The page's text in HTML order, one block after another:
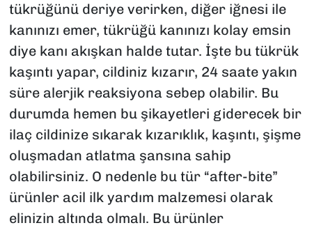
tükrüğünü deriye verirken, diğer iğnesi ile
kanınızı emer, tükrüğü kanınızı kolay emsin
diye kanı akışkan halde tutar. İşte bu tükrük
kaşıntı yapar, cildiniz kızarır, 24 saate yakın
süre alerjik reaksiyona sebep olabilir. Bu
durumda hemen bu şikayetleri giderecek bir
ilaç cildinize sıkarak kızarıklık, kaşıntı, şişme
oluşmadan atlatma şansına sahip
olabilirsiniz. O nedenle bu tür “after-bite”
ürünler acil ilk yardım malzemesi olarak
elinizin altında olmalı. Bu ürünler